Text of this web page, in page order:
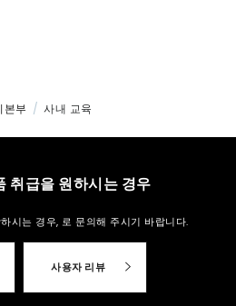
본부 사내 교육
취급을 원하시는 경우
시는 경우, 로 문의해 주시기 바랍니다.
사용자 리뷰